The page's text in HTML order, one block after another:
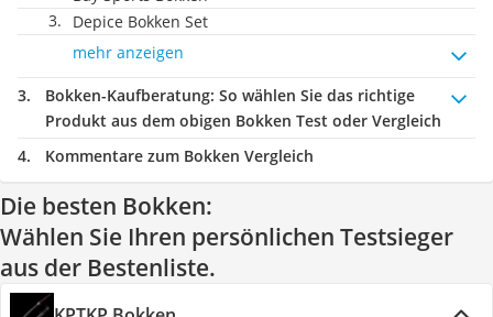
Depice Bokken Set
mehr anzeigen
Bokken-Kaufberatung: So wählen Sie das richtige
Produkt aus dem obigen Bokken Test oder Vergleich
Kommentare zum Bokken Vergleich
Die besten Bokken:
Wählen Sie Ihren persönlichen Testsieger
aus der Bestenliste.